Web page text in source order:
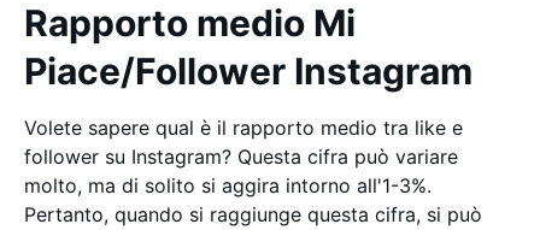
Rapporto medio Mi
Piace/Follower Instagram
Volete sapere qual è il rapporto medio tra like e
follower su Instagram? Questa cifra può variare
molto, ma di solito si aggira intorno all'1-3%.
Pertanto, quando si raggiunge questa cifra, si può